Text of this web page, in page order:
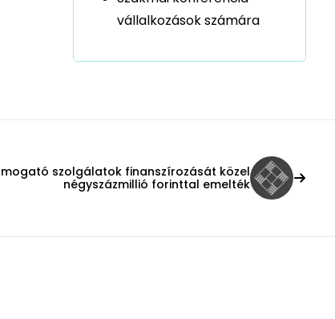
vállalkozások számára
szolgálatok finanszírozását közel
négyszázmillió forinttal emelték